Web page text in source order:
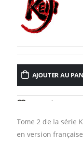
AJOUTER AU
Tome 2 de la série
en version